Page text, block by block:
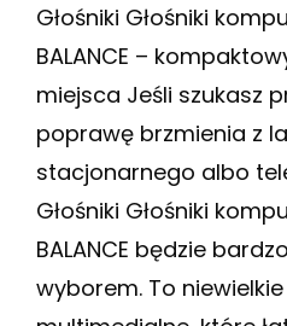
Głośniki Głośniki
BALANCE –
miejsca Jeśli szukasz
poprawę brzmienia z
stacjonarnego albo
Głośniki Głośniki
BALANCE będzie
wyborem. To niewielkie